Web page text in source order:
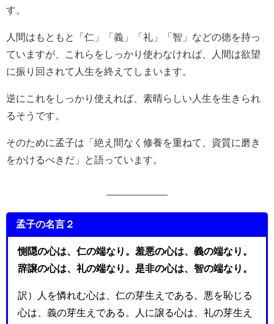
す。
人間はもともと「仁」「義」「礼」「智」などの徳を持っ
ていますが、これらをしっかり使わなければ、人間は欲望
に振り回されて人生を終えてしまいます。
逆にこれをしっかり使えれば、素晴らしい人生を生きられ
るそうです。
そのために孟子は「絶え間なく修養を重ねて、資質に磨き
をかけるべきだ」と語っています。
孟子の名言２
惻隠の心は、仁の端なり。羞悪の心は、義の端なり。
辞譲の心は、礼の端なり。是非の心は、智の端なり。
訳）人を憐れむ心は、仁の芽生えである。悪を恥じる
心は、義の芽生えである。人に譲る心は、礼の芽生え